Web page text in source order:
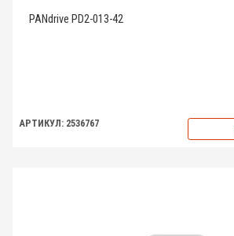
PANdrive PD2-013-42
АРТИКУЛ: 2536767